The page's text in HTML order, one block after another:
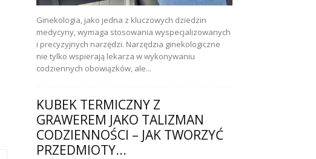
Ginekologia, jako jedna z kluczowych dziedzin
medycyny, wymaga stosowania wyspecjalizowanych
i precyzyjnych narzędzi. Narzędzia ginekologiczne
nie tylko wspierają lekarza w wykonywaniu
codziennych obowiązków, ale...
KUBEK TERMICZNY Z
GRAWEREM JAKO TALIZMAN
CODZIENNOŚCI – JAK TWORZYĆ
PRZEDMIOTY...